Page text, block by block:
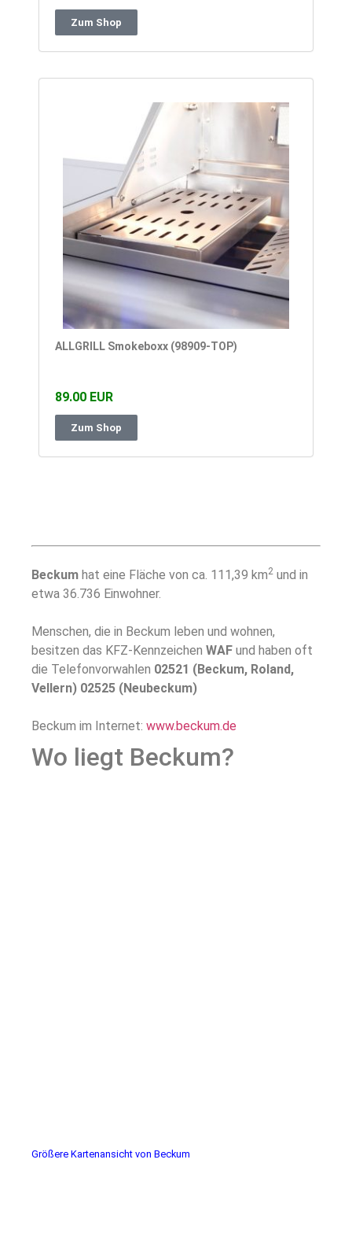
Zum Shop
ALLGRILL Smokeboxx (98909-TOP)
89.00 EUR
Zum Shop
Beckum hat eine Fläche von ca. 111,39 km2 und in
etwa 36.736 Einwohner.
Menschen, die in Beckum leben und wohnen,
besitzen das KFZ-Kennzeichen WAF und haben oft
die Telefonvorwahlen 02521 (Beckum, Roland,
Vellern) 02525 (Neubeckum)
Beckum im Internet: www.beckum.de
Wo liegt Beckum?
Größere Kartenansicht von Beckum